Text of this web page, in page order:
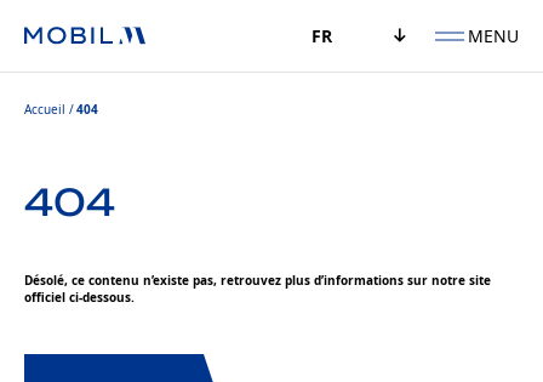
FR MENU
Accueil 404
404
Désolé, ce contenu n’existe pas, retrouvez plus d’informations sur notre site
officiel ci-dessous.